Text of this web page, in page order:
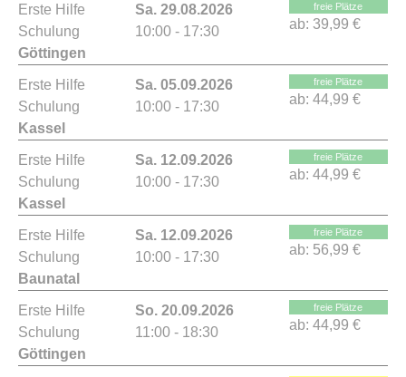
Erste Hilfe
Schulung
Göttingen
Sa. 29.08.2026
10:00 - 17:30
freie Plätze
ab: 39,99 €
Erste Hilfe
Schulung
Kassel
Sa. 05.09.2026
10:00 - 17:30
freie Plätze
ab: 44,99 €
Erste Hilfe
Schulung
Kassel
Sa. 12.09.2026
10:00 - 17:30
freie Plätze
ab: 44,99 €
Erste Hilfe
Schulung
Baunatal
Sa. 12.09.2026
10:00 - 17:30
freie Plätze
ab: 56,99 €
Erste Hilfe
Schulung
Göttingen
So. 20.09.2026
11:00 - 18:30
freie Plätze
ab: 44,99 €